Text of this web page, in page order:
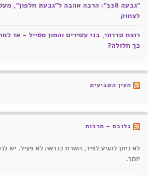
"גבעה 338": הרבה אהבה ל"גבעת חלפון",
לצחוק
רוצח סדרתי, בני עשירים והמון סטייל - אז
כך חלולה?
העין השביעית
גלובס – תרבות
לא ניתן להגיע לפיד, השרת כנראה לא פעיל. יש
יותר.